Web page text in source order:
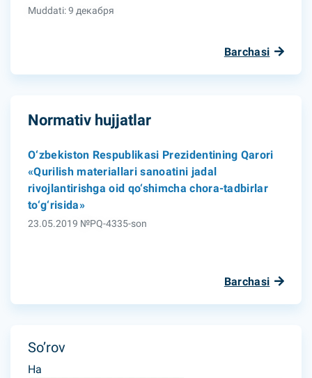
Muddati: 9 декабря
Barchasi
Normativ hujjatlar
O‘zbekiston Respublikasi Prezidentining Qarori
«Qurilish materiallari sanoatini jadal
rivojlantirishga oid qo‘shimcha chora-tadbirlar
to‘g‘risida»
23.05.2019 №PQ-4335-son
Barchasi
So’rov
Ha